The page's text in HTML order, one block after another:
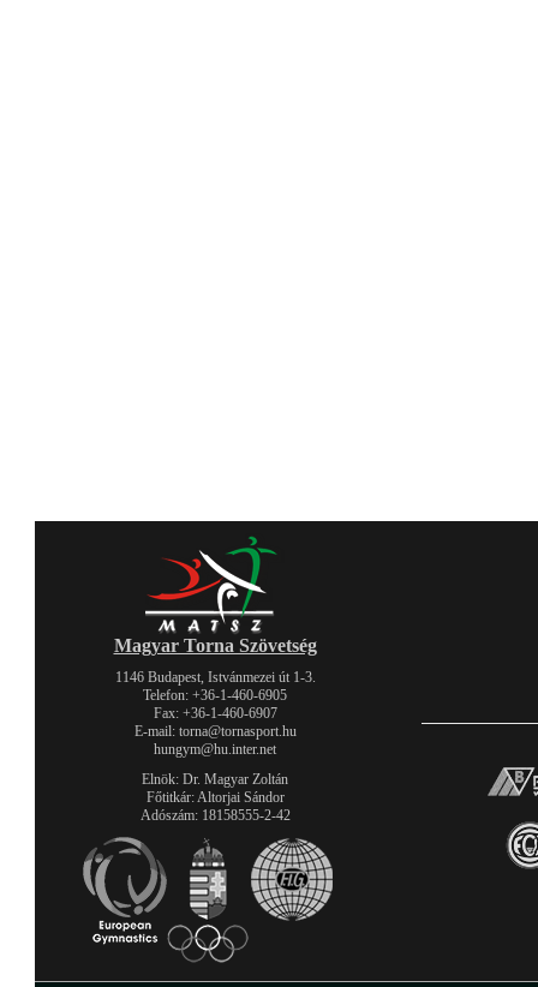
Magyar Torna Szövetség
1146 Budapest, Istvánmezei út 1-3.
Telefon: +36-1-460-6905
Fax: +36-1-460-6907
E-mail: torna@tornasport.hu
hungym@hu.inter.net
Elnök: Dr. Magyar Zoltán
Főtitkár: Altorjai Sándor
Adószám: 18158555-2-42